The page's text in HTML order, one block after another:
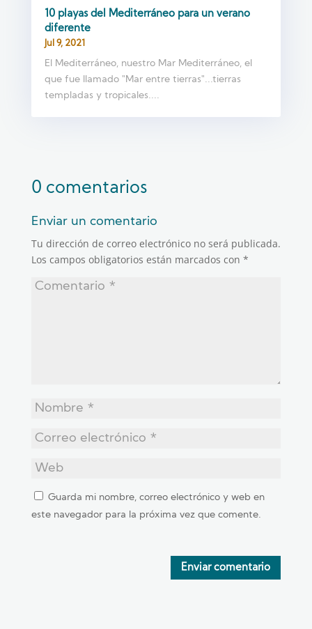
10 playas del Mediterráneo para un verano
diferente
Jul 9, 2021
El Mediterráneo, nuestro Mar Mediterráneo, el
que fue llamado "Mar entre tierras"...tierras
templadas y tropicales....
0 comentarios
Enviar un comentario
Tu dirección de correo electrónico no será publicada.
Los campos obligatorios están marcados con *
Guarda mi nombre, correo electrónico y web en
este navegador para la próxima vez que comente.
Enviar comentario